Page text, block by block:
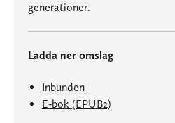
generationer.
Ladda ner omslag
Inbunden
E-bok (EPUB2)